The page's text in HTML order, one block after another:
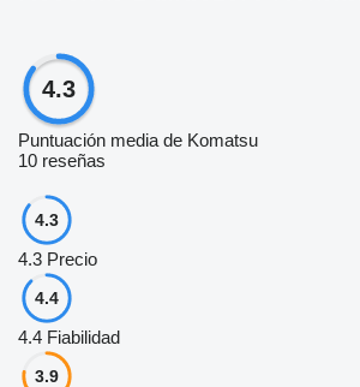
4.3
Puntuación media de Komatsu
10 reseñas
4.3
4.3 Precio
4.4
4.4 Fiabilidad
3.9